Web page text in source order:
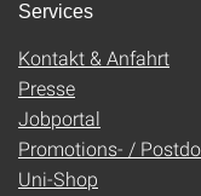
Services
Kontakt & Anfahrt
Presse
Jobportal
Promotions- /
Uni-Shop